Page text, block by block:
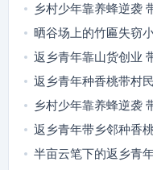
业路
乡村少年靠养蜂逆袭
晒谷场上的竹匾失窃
返乡青年靠山货创业
返乡青年种香桃带村
卡地
乡村少年靠养蜂逆袭
返乡青年带乡邻种香
半亩云笔下的返乡青